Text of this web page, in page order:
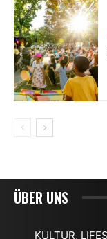
ÜBER UNS
KULTUR,